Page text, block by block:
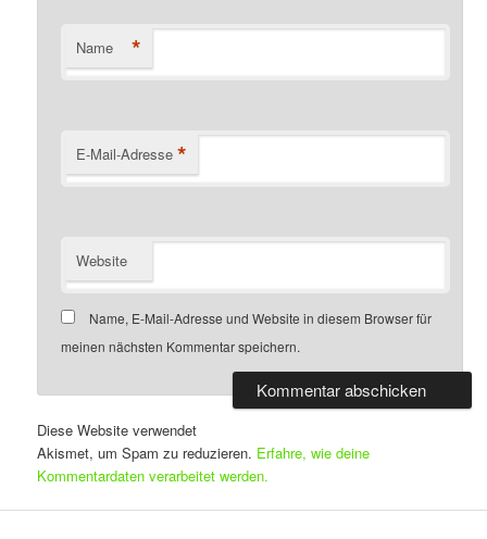
Name *
E-Mail-Adresse *
Website
Name, E-Mail-Adresse und Website in diesem Browser für
meinen nächsten Kommentar speichern.
Diese Website verwendet
Akismet, um Spam zu reduzieren. Erfahre, wie deine
Kommentardaten verarbeitet werden.